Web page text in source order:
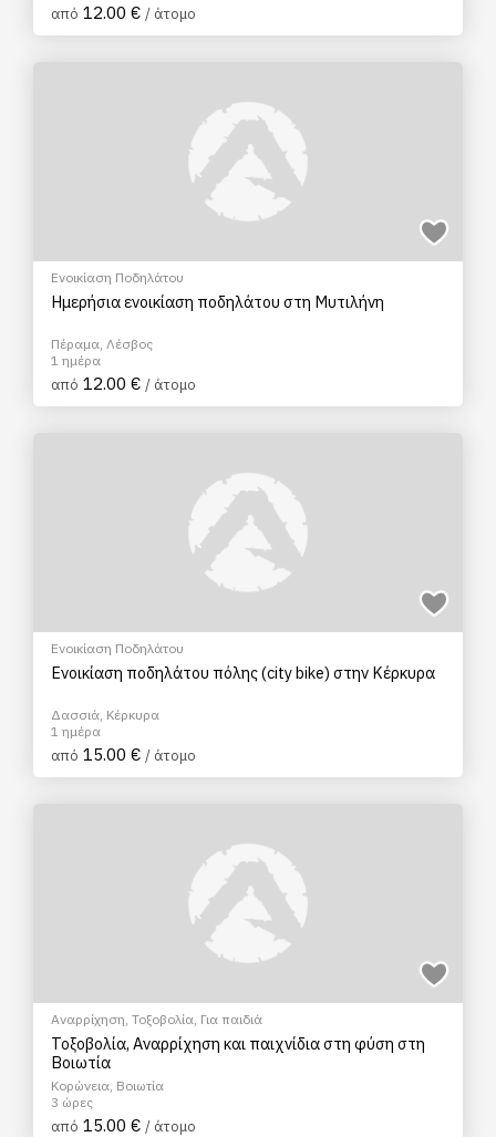
από 12.00 € / άτομο
Ενοικίαση Ποδηλάτου
Ημερήσια ενοικίαση ποδηλάτου στη Μυτιλήνη
Πέραμα, Λέσβος
1 ημέρα
από 12.00 € / άτομο
Ενοικίαση Ποδηλάτου
Ενοικίαση ποδηλάτου πόλης (city bike) στην Κέρκυρα
Δασσιά, Κέρκυρα
1 ημέρα
από 15.00 € / άτομο
Αναρρίχηση, Τοξοβολία, Για παιδιά
Τοξοβολία, Αναρρίχηση και παιχνίδια στη φύση στη
Βοιωτία
Κορώνεια, Βοιωτία
3 ώρες
από 15.00 € / άτομο